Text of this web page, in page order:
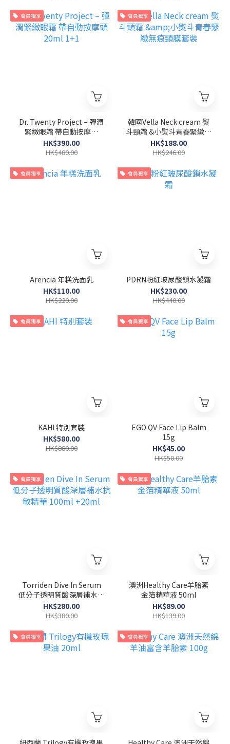
會員獨享
Dr. Twenty Project – 彈潤
緊緻眼霜 帶自動按摩頭
20ml 1+1
HK$390.00
HK$480.00
會員獨享
韓國Vella Neck cream 熨
斗頸霜 &小熨斗青春緊緻無
痕頸膜套裝
HK$188.00
HK$246.00
會員獨享
Arencia 年糕洗面乳
HK$110.00
HK$220.00
會員獨享
PDRN粉紅玻尿酸鎖水凝霜
HK$230.00
HK$440.00
會員獨享
KAHI 特別套裝
HK$580.00
HK$880.00
會員獨享
EGO QV Face Lip Balm
15g
HK$45.00
HK$50.00
會員獨享
Torriden Dive In Serum
低分子透明質酸深層補水抗
敏精華 100ml +20ml
HK$280.00
HK$380.00
會員獨享
澳洲Healthy Care羊胎素
金箔精華液 50ml
HK$89.00
HK$139.00
會員獨享 會員獨享